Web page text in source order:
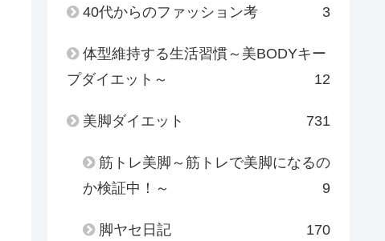
40代からのファッション考 3
体型維持する生活習慣～美BODYキー
プダイエット～
12
美脚ダイエット 731
筋トレ美脚～筋トレで美脚になるの
か検証中！～
9
脚ヤセ日記 170